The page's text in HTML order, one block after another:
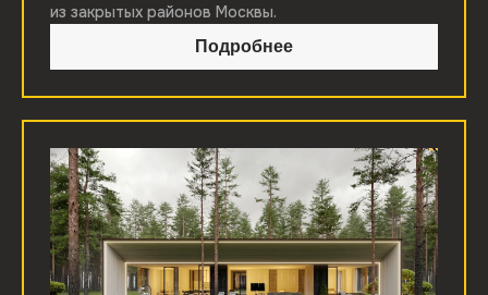
из закрытых районов Москвы.
Подробнее